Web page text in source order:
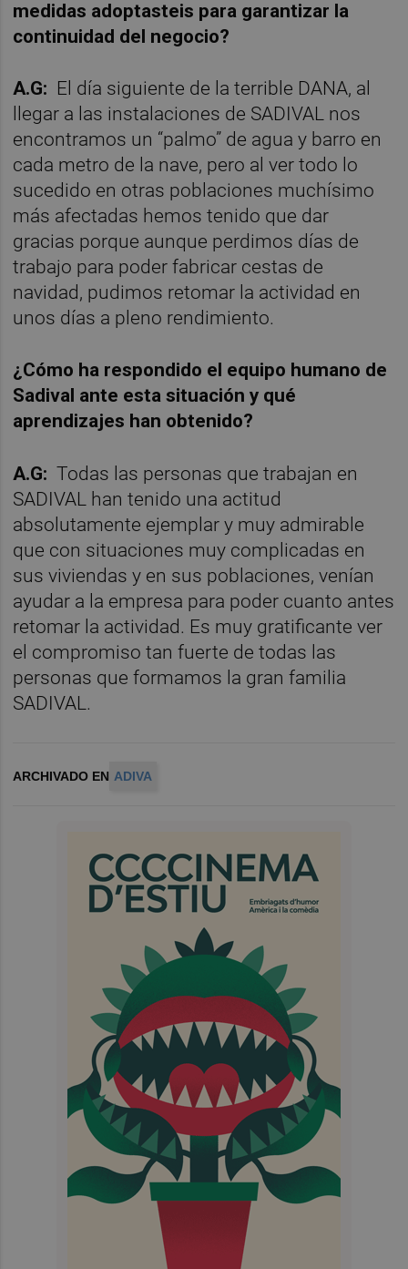
medidas adoptasteis para garantizar la
continuidad del negocio?
A.G: El día siguiente de la terrible DANA, al
llegar a las instalaciones de SADIVAL nos
encontramos un “palmo” de agua y barro en
cada metro de la nave, pero al ver todo lo
sucedido en otras poblaciones muchísimo
más afectadas hemos tenido que dar
gracias porque aunque perdimos días de
trabajo para poder fabricar cestas de
navidad, pudimos retomar la actividad en
unos días a pleno rendimiento.
¿Cómo ha respondido el equipo humano de
Sadival ante esta situación y qué
aprendizajes han obtenido?
A.G:Todas las personas que trabajan en
SADIVAL han tenido una actitud
absolutamente ejemplar y muy admirable
que con situaciones muy complicadas en
sus viviendas y en sus poblaciones, venían
ayudar a la empresa para poder cuanto antes
retomar la actividad. Es muy gratificante ver
el compromiso tan fuerte de todas las
personas que formamos la gran familia
SADIVAL.
ARCHIVADO EN ADIVA